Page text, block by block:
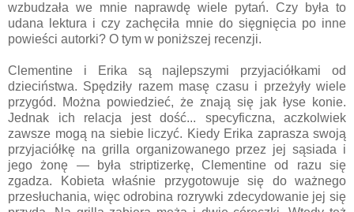
wzbudzała we mnie naprawdę wiele pytań. Czy była to
udana lektura i czy zachęciła mnie do sięgnięcia po inne
powieści autorki? O tym w poniższej recenzji.
Clementine i Erika są najlepszymi przyjaciółkami od
dzieciństwa. Spędziły razem masę czasu i przeżyły wiele
przygód. Można powiedzieć, że znają się jak łyse konie.
Jednak ich relacja jest dość... specyficzna, aczkolwiek
zawsze mogą na siebie liczyć. Kiedy Erika zaprasza swoją
przyjaciółkę na grilla organizowanego przez jej sąsiada i
jego żonę — była striptizerkę, Clementine od razu się
zgadza. Kobieta właśnie przygotowuje się do ważnego
przesłuchania, więc odrobina rozrywki zdecydowanie jej się